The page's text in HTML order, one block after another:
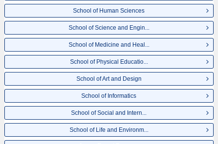
School of Human Sciences
School of Science and Engin...
School of Medicine and Heal...
School of Physical Educatio...
School of Art and Design
School of Informatics
School of Social and Intern...
School of Life and Environm...